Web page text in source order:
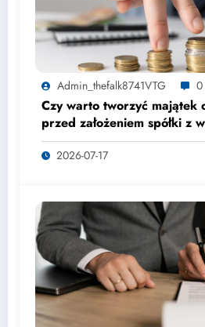
Admin_thefalk8741VTG 0
Czy warto tworzyć majątek
przed założeniem spółki z
2026-07-17